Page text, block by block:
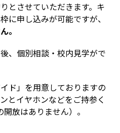
とさせていただきます。キ
に申し込みが可能ですが、
。
、個別相談・校内見学がで
ド」を用意しておりますの
とイヤホンなどをご持参く
放はありません）。